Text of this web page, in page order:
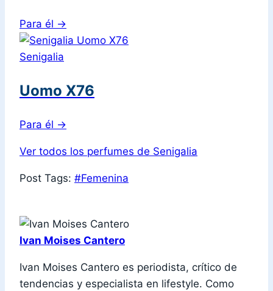
Para él →
Senigalia
Uomo X76
Para él →
Ver todos los perfumes de Senigalia
Post Tags: #Femenina
Ivan Moises Cantero
Ivan Moises Cantero es periodista, crítico de
tendencias y especialista en lifestyle. Como